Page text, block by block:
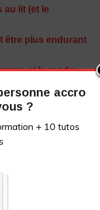
au lit (et le
être plus endurant
et la rendre
au lit
à la
accro
?
+ 10 tutos